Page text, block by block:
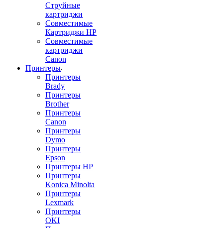
Струйные
картриджи
Совместимые
Картриджи HP
Совместимые
картриджи
Canon
Принтеры
Принтеры
Brady
Принтеры
Brother
Принтеры
Canon
Принтеры
Dymo
Принтеры
Epson
Принтеры HP
Принтеры
Konica Minolta
Принтеры
Lexmark
Принтеры
OKI